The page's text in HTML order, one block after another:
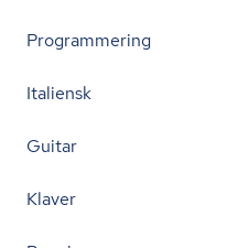
Programmering
Italiensk
Guitar
Klaver